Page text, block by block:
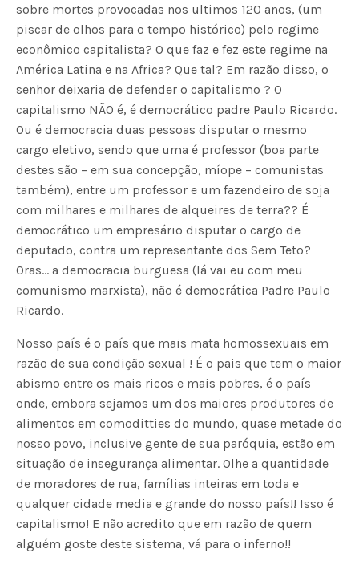
sobre mortes provocadas nos ultimos 120 anos, (um
piscar de olhos para o tempo histórico) pelo regime
econômico capitalista? O que faz e fez este regime na
América Latina e na Africa? Que tal? Em razão disso, o
senhor deixaria de defender o capitalismo ? O
capitalismo NÃO é, é democrático padre Paulo Ricardo.
Ou é democracia duas pessoas disputar o mesmo
cargo eletivo, sendo que uma é professor (boa parte
destes são – em sua concepção, míope – comunistas
também), entre um professor e um fazendeiro de soja
com milhares e milhares de alqueires de terra?? É
democrático um empresário disputar o cargo de
deputado, contra um representante dos Sem Teto?
Oras… a democracia burguesa (lá vai eu com meu
comunismo marxista), não é democrática Padre Paulo
Ricardo.
Nosso país é o país que mais mata homossexuais em
razão de sua condição sexual ! É o pais que tem o maior
abismo entre os mais ricos e mais pobres, é o país
onde, embora sejamos um dos maiores produtores de
alimentos em comoditties do mundo, quase metade do
nosso povo, inclusive gente de sua paróquia, estão em
situação de insegurança alimentar. Olhe a quantidade
de moradores de rua, famílias inteiras em toda e
qualquer cidade media e grande do nosso país!! Isso é
capitalismo! E não acredito que em razão de quem
alguém goste deste sistema, vá para o inferno!!